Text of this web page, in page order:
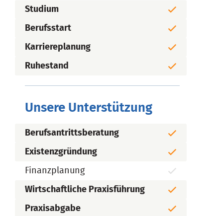
Studium
Berufsstart
Karriereplanung
Ruhestand
Unsere Unterstützung
Berufsantrittsberatung
Existenzgründung
Finanzplanung
Wirtschaftliche Praxisführung
Praxisabgabe